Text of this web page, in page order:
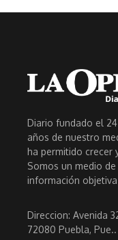
Diario fundado el
años de nuestro
ha permitido crecer
Somos un medio
información
Direccion: Avenida
72080 Puebla, Pue..